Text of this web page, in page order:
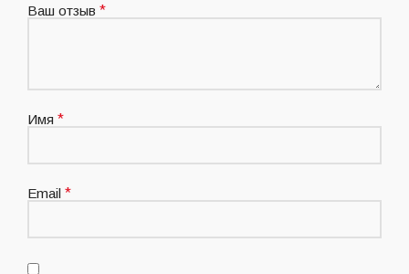
Ваш отзыв *
Имя *
Email *